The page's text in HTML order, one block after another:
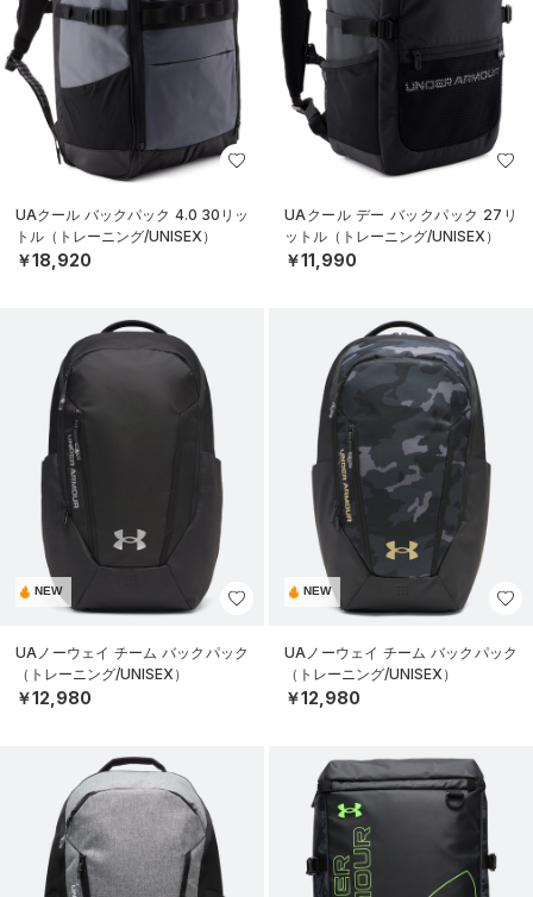
UAクール バックパック 4.0 30リッ
トル（トレーニング/UNISEX）
￥18,920
UAクール デー バックパック 27リ
ットル（トレーニング/UNISEX）
￥11,990
NEW
UAノーウェイ チーム バックパック
（トレーニング/UNISEX）
￥12,980
NEW
UAノーウェイ チーム バックパック
（トレーニング/UNISEX）
￥12,980